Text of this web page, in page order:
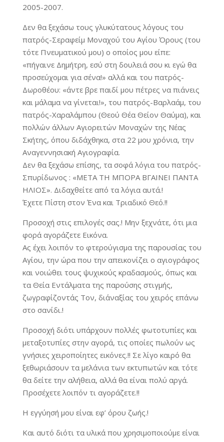
2005-2007.
Δεν θα ξεχάσω τους γλυκύτατους λόγους του
πατρός-Σεραφείμ Μοναχού του Αγίου Όρους (του
τότε Πνευματικού μου) ο οποίος μου είπε:
«πήγαινε Δημήτρη, εσύ στη δουλειά σου κι εγώ θα
προσεύχομαι για σένα!» αλλά και του πατρός-
Δωροθέου: «άντε βρε παιδί μου πέτρες να πιάνεις
και μάλαμα να γίνεται!», του πατρός-Βαρλαάμ, του
πατρός-Χαραλάμπου (Θεού Θέα Θείον Θαύμα), και
πολλών άλλων Αγιορειτών Μοναχών της Νέας
Σκήτης, όπου διδάχθηκα, στα 22 μου χρόνια, την
Αναγεννησιακή Αγιογραφία.
Δεν θα ξεχάσω επίσης, τα σοφά λόγια του πατρός-
Σπυρίδωνος : «ΜΕΤΑ ΤΗ ΜΠΟΡΑ ΒΓΑΙΝΕΙ ΠΑΝΤΑ
ΗΛΙΟΣ». Διδαχθείτε από τα λόγια αυτά.!
Έχετε Πίστη στον Ένα και Τριαδικό Θεό.!!
Προσοχή στις επιλογές σας.! Μην ξεχνάτε, ότι μια
φορά αγοράζετε Εικόνα.
Ας έχει λοιπόν το φτερούγισμα της παρουσίας του
Αγίου, την ώρα που την απεικονίζει ο αγιογράφος
και νοιώθει τους ψυχικούς κραδασμούς, όπως και
τα Θεία Εντάλματα της παρούσης στιγμής,
ζωγραφίζοντάς Τον, δι΄αναξίας του χειρός επάνω
στο σανίδι.!
Προσοχή διότι υπάρχουν πολλές φωτοτυπίες και
μεταξοτυπίες στην αγορά, τις οποίες πωλούν ως
γνήσιες χειροποίητες εικόνες.!! Σε λίγο καιρό θα
ξεθωριάσουν τα μελάνια των εκτυπωτών και τότε
θα δείτε την αλήθεια, αλλά θα είναι πολύ αργά.
Προσέχετε λοιπόν τι αγοράζετε.!!
Η εγγύησή μου είναι εφ’ όρου ζωής.!
Και αυτό διότι τα υλικά που χρησιμοποιούμε είναι